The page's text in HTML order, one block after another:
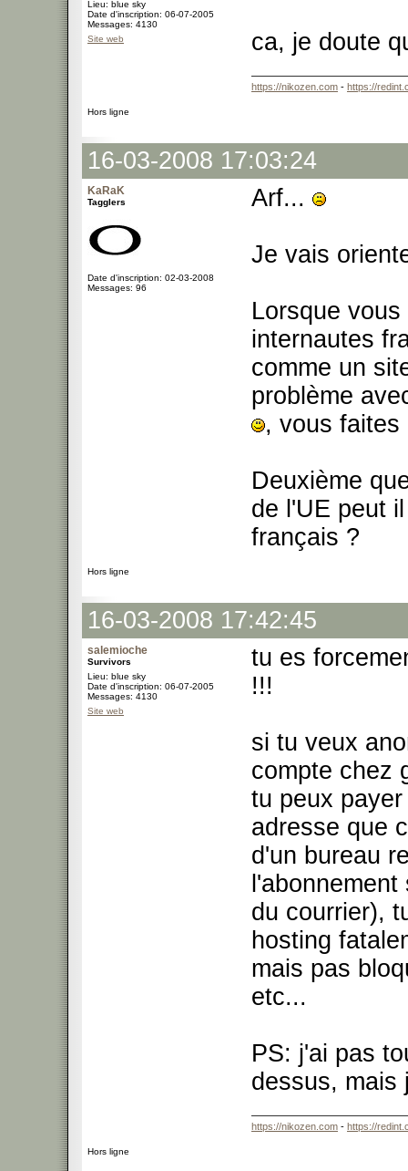
Lieu: blue sky
Date d'inscription: 06-07-2005
Messages: 4130
Site web
ca, je doute
https://nikozen.com - https://
Hors ligne
16-03-2008 17:03:24
KaRaK
Tagglers
Date d'inscription: 02-03-2008
Messages: 96
Arf...
Je vais
Lorsque
internautes
comme un
problème
, vous faites
Deuxième
de l'UE peut
français ?
Hors ligne
16-03-2008 17:42:45
salemioche
Survivors
Lieu: blue sky
Date d'inscription: 06-07-2005
Messages: 4130
Site web
tu es
!!!
si tu veux
compte chez
tu peux
adresse que
d'un bureau
du courrier),
hosting
mais pas
etc...
PS: j'ai pas
dessus, mais
https://nikozen.com - https://
Hors ligne